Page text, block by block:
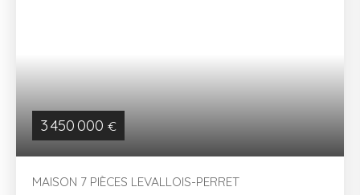
3 450 000 €
MAISON 7 PIÈCES LEVALLOIS-PERRET